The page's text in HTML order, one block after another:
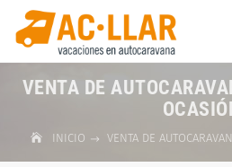
VENTA DE
INICIO VENTA DE